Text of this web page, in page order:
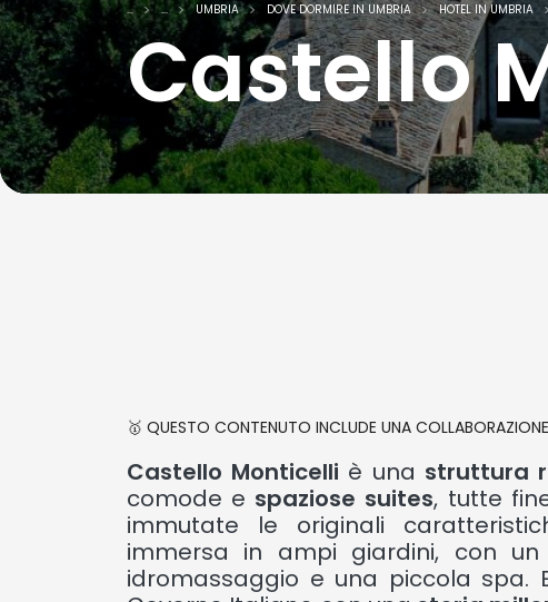
... ... UMBRIA DOVE DORMIRE IN UMBRIA HOTEL IN UMBRIA
Castello
🥇 QUESTO CONTENUTO INCLUDE UNA
Castello Monticelli è una struttura
comode e spaziose suites, tutte
immutate le originali
immersa in ampi giardini, con un
idromassaggio e una piccola spa.